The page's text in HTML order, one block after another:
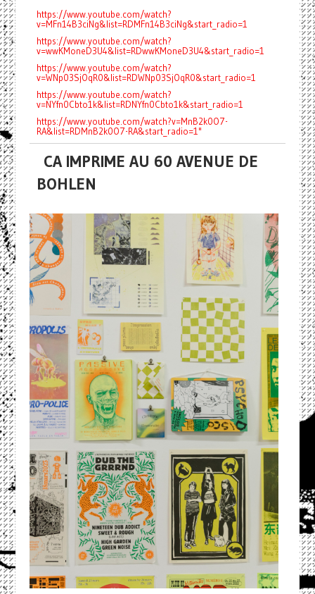
https://www.youtube.com/watch?
v=MFn14B3ciNg&list=RDMFn14B3ciNg&start_radio=1
https://www.youtube.com/watch?
v=wwKMoneD3U4&list=RDwwKMoneD3U4&start_radio=1
https://www.youtube.com/watch?
v=WNp03SjOqR0&list=RDWNp03SjOqR0&start_radio=1
https://www.youtube.com/watch?
v=NYfn0Cbto1k&list=RDNYfn0Cbto1k&start_radio=1
https://www.youtube.com/watch?v=MnB2k0O7-
RA&list=RDMnB2k0O7-RA&start_radio=1"
CA IMPRIME AU 60 AVENUE DE
BOHLEN